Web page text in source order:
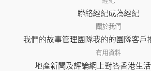
聯絡經紀成為經紀
關於我們
我們的故事管理團隊我的的團隊客戶
有用資料
地產新聞及評論網上對答香港生